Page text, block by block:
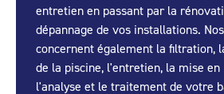
entretien en passant par la
dépannage de vos installations.
concernent également la filtration,
de la piscine, l'entretien, la mise en
l'analyse et le traitement de votre